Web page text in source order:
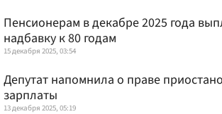
Пенсионерам в декабре 2025 года
надбавку к 80 годам
15 декабря 2025, 03:54
Депутат напомнила о праве
зарплаты
13 декабря 2025, 05:19